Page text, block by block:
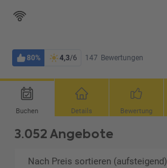
80% 4,3/6 147 Bewertungen
Buchen Details Bewertung
3.052 Angebote
Nach Preis sortieren (aufsteigend)